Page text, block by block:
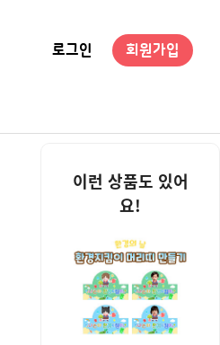
로그인 회원가입
이런 상품도 있어
요!